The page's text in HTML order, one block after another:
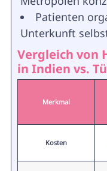
Patienten
Unterkunft
Vergleich von
in Indien vs.
Merkmal
Kosten